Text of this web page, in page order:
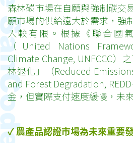
森林碳市場在自願與強制碳交
願市場的供給遠大於需求，強
入較有限。根據《聯合國
（United Nations
Climate Change, UNFCCC）
林退化」（Reduced
and Forest Degradation,
金，但實際支付速度緩慢，未
✓農產品認證市場為未來重要